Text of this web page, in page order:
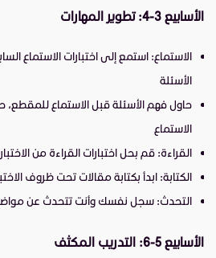
الأسابيع 3-4: تطوير المهارات
الاستماع: استمع إلى اختبارات الاستماع
الأسئلة
حاول فهم الأسئلة قبل الاستماع للمقطع،
الاستماع
القراءة: قم بحل اختبارات القراءة من
الكتابة: ابدأ بكتابة مقالات تحت ظروف
التحدث: سجل نفسك وأنت تتحدث عن
الأسابيع 5-6: التدريب المكثف